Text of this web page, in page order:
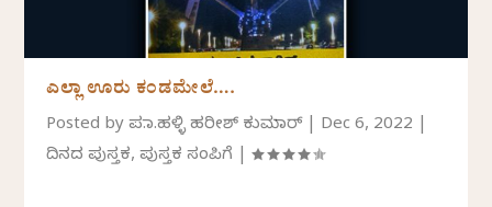
ಎಲ್ಲಾ ಊರು ಕಂಡಮೇಲೆ….
Posted byಪ.ನಾ.ಹಳ್ಳಿ ಹರೀಶ್ ಕುಮಾರ್| Dec 6, 2022
ದಿನದ ಪುಸ್ತಕ,ಪುಸ್ತಕ ಸಂಪಿಗೆ |